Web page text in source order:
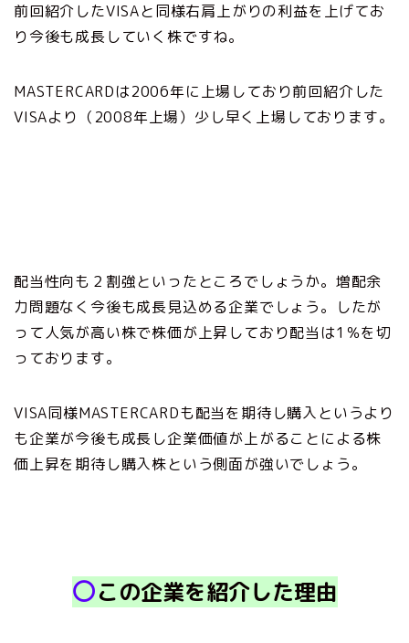
前回紹介したVISAと同様右肩上がりの利益を上げてお
り今後も成長していく株ですね。
MASTERCARDは2006年に上場しており前回紹介した
VISAより（2008年上場）少し早く上場しております。
配当性向も２割強といったところでしょうか。増配余
力問題なく今後も成長見込める企業でしょう。したが
って人気が高い株で株価が上昇しており配当は1％を切
っております。
VISA同様MASTERCARDも配当を期待し購入というより
も企業が今後も成長し企業価値が上がることによる株
価上昇を期待し購入株という側面が強いでしょう。
〇この企業を紹介した理由